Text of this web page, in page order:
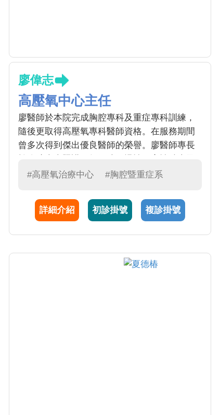
廖偉志
高壓氧中心主任
廖醫師於本院完成胸腔專科及重症專科訓練，
隨後更取得高壓氧專科醫師資格。在服務期間
曾多次得到傑出優良醫師的榮譽。廖醫師專長
肺部感染症。並不斷提升自己，以提供病患能
部病灶診斷亦是其專長的項目。目前亦兼任高
壓氧治療中心主任。
#高壓氧治療中心 #胸腔暨重症系
詳細介紹 初診掛號 複診掛號